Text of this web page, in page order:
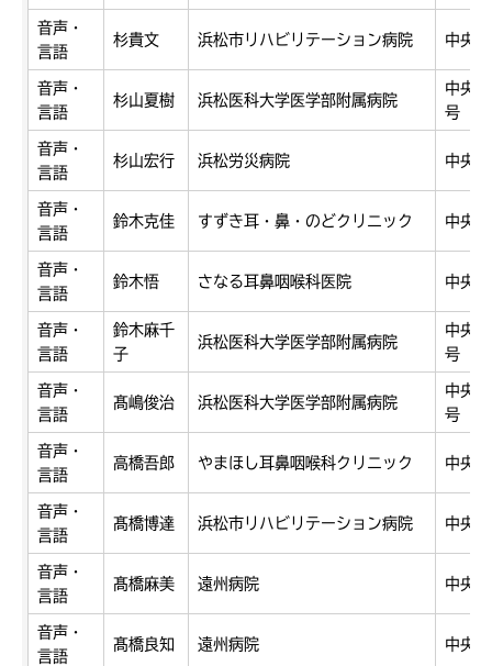
音声・
言語
杉貴文 浜松市リハビリテーション病院 中央
音声・
言語
杉山夏樹 浜松医科大学医学部附属病院
中央
号
音声・
言語
杉山宏行 浜松労災病院 中央
音声・
言語
鈴木克佳 すずき耳・鼻・のどクリニック 中央
音声・
言語
鈴木悟 さなる耳鼻咽喉科医院 中央
音声・
言語
鈴木麻千
子
浜松医科大学医学部附属病院
中央
号
音声・
言語
髙嶋俊治 浜松医科大学医学部附属病院
中央
号
音声・
言語
高橋吾郎 やまほし耳鼻咽喉科クリニック 中央
音声・
言語
髙橋博達 浜松市リハビリテーション病院 中央
音声・
言語
髙橋麻美 遠州病院 中央
音声・
言語
髙橋良知 遠州病院 中央